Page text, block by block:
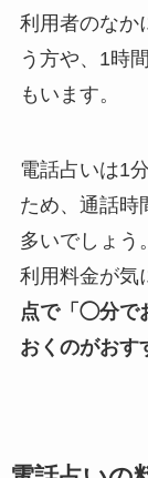
利用者のなか
う方や、1時
もいます。
電話占いは1
ため、通話時
多いでしょう。
利用料金が気
点で「◯分で
おくのがおす